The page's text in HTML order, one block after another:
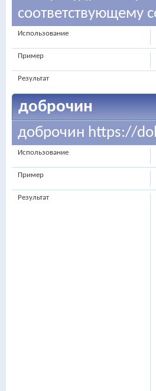
соответствующему
Использование
Пример
Результат
доброчин
доброчин https://
Использование
Пример
Результат